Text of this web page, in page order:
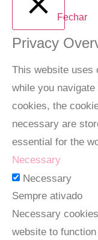
Fechar
Privacy
This website uses
while you
cookies, the
necessary are
essential for the
Necessary
Necessary
Sempre ativado
Necessary
website to